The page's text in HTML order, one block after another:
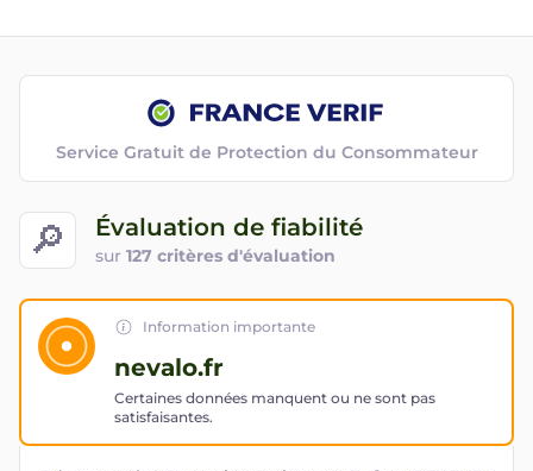
🔎 Évaluation de fiabilité
sur 127 critères d'évaluation
Service Gratuit de Protection du Consommateur
Information importante
nevalo.fr
Certaines données manquent ou ne sont pas
satisfaisantes.